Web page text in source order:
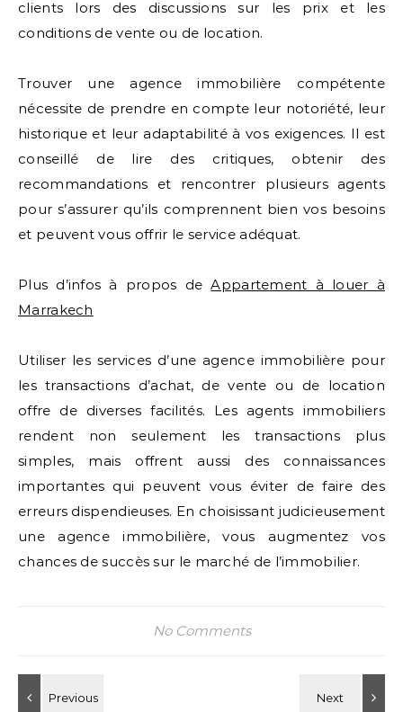
clients lors des discussions sur les prix et les
conditions de vente ou de location.
Trouver une agence immobilière compétente
nécessite de prendre en compte leur notoriété, leur
historique et leur adaptabilité à vos exigences. Il est
conseillé de lire des critiques, obtenir des
recommandations et rencontrer plusieurs agents
pour s’assurer qu’ils comprennent bien vos besoins
et peuvent vous offrir le service adéquat.
Plus d’infos à propos deAppartement à louer à
Marrakech
Utiliser les services d’une agence immobilière pour
les transactions d’achat, de vente ou de location
offre de diverses facilités. Les agents immobiliers
rendent non seulement les transactions plus
simples, mais offrent aussi des connaissances
importantes qui peuvent vous éviter de faire des
erreurs dispendieuses. En choisissant judicieusement
une agence immobilière, vous augmentez vos
chances de succès sur le marché de l’immobilier.
No Comments